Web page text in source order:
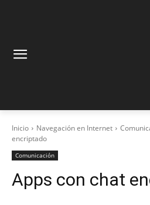
Inicio Navegación en Internet
encriptado
Comunicación
Apps con chat